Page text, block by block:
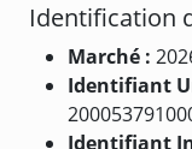
Identification
Marché :
Identifiant
Identifiant